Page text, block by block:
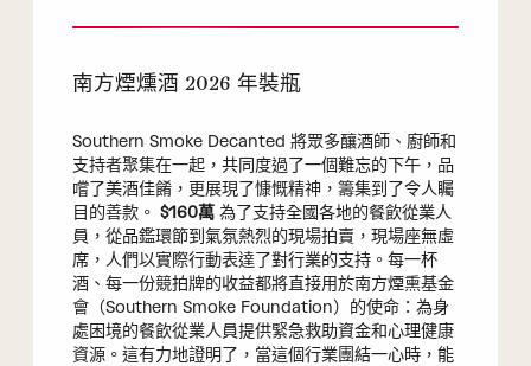
南方煙燻酒 2026 年裝瓶
Southern Smoke Decanted 將眾多釀酒師、廚師和
支持者聚集在一起，共同度過了一個難忘的下午，品
嚐了美酒佳餚，更展現了慷慨精神，籌集到了令人矚
目的善款。 $160萬為了支持全國各地的餐飲從業人
員，從品鑑環節到氣氛熱烈的現場拍賣，現場座無虛
席，人們以實際行動表達了對行業的支持。每一杯
酒、每一份競拍牌的收益都將直接用於南方煙熏基金
會（Southern Smoke Foundation）的使命：為身
處困境的餐飲從業人員提供緊急救助資金和心理健康
資源。這有力地證明了，當這個行業團結一心時，能